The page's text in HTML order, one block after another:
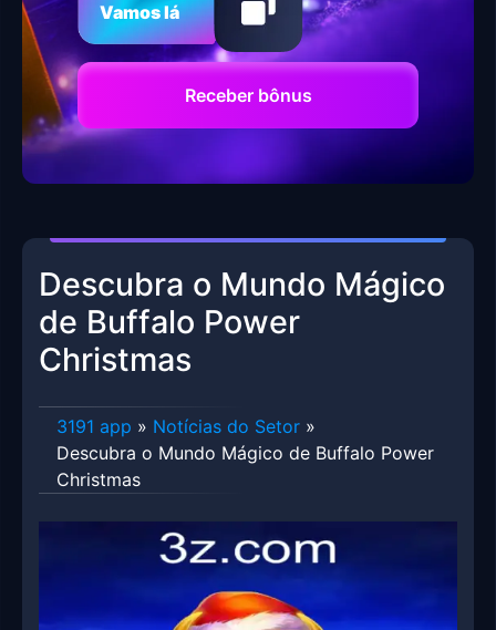
Vamos lá
Receber bônus
Descubra o Mundo Mágico
de Buffalo Power
Christmas
3191 app » Notícias do Setor »
Descubra o Mundo Mágico de Buffalo Power
Christmas